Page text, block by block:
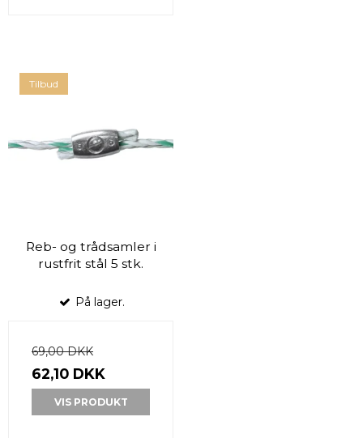
Tilbud
Reb- og trådsamler i
rustfrit stål 5 stk.
På lager.
69,00 DKK
62,10 DKK
VIS PRODUKT